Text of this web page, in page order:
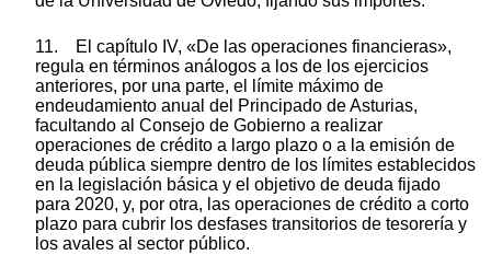
11. El capítulo IV, «De las operaciones financieras»,
regula en términos análogos a los de los ejercicios
anteriores, por una parte, el límite máximo de
endeudamiento anual del Principado de Asturias,
facultando al Consejo de Gobierno a realizar
operaciones de crédito a largo plazo o a la emisión de
deuda pública siempre dentro de los límites establecidos
en la legislación básica y el objetivo de deuda fijado
para 2020, y, por otra, las operaciones de crédito a corto
plazo para cubrir los desfases transitorios de tesorería y
los avales al sector público.